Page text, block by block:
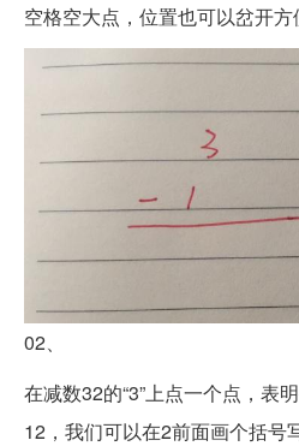
空格空大点，位置也可以岔开方
02、
在减数32的“3”上点一个点，表
12，我们可以在2前面画个括号